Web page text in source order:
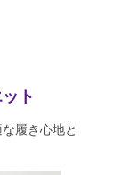
ト
履き心地と